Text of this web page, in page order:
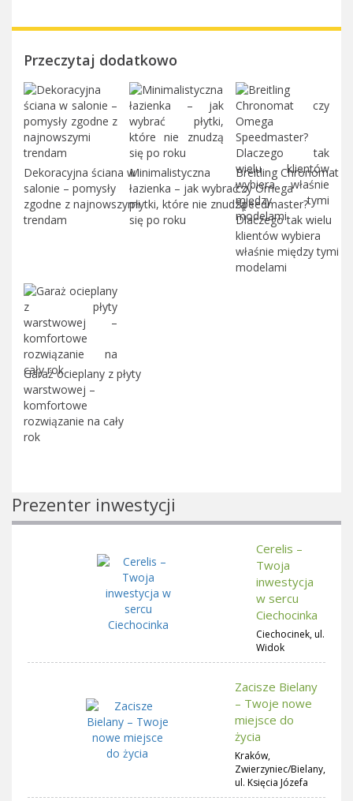
Przeczytaj dodatkowo
Dekoracyjna ściana w
salonie – pomysły
zgodne z najnowszymi
trendam
Minimalistyczna
łazienka – jak wybrać
płytki, które nie znudzą
się po roku
Breitling Chronomat
czy Omega
Speedmaster?
Dlaczego tak wielu
klientów wybiera
właśnie między tymi
modelami
Garaż ocieplany z płyty
warstwowej –
komfortowe
rozwiązanie na cały
rok
Prezenter inwestycji
Cerelis –
Twoja
inwestycja
w sercu
Ciechocinka
Ciechocinek, ul.
Widok
Zacisze Bielany
– Twoje nowe
miejsce do
życia
Kraków,
Zwierzyniec/Bielany,
ul. Księcia Józefa